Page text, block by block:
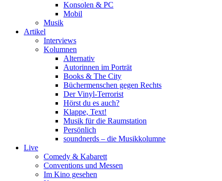
Konsolen & PC
Mobil
Musik
Artikel
Interviews
Kolumnen
Alternativ
Autorinnen im Porträt
Books & The City
Büchermenschen gegen Rechts
Der Vinyl-Terrorist
Hörst du es auch?
Klappe, Text!
Musik für die Raumstation
Persönlich
soundnerds – die Musikkolumne
Live
Comedy & Kabarett
Conventions und Messen
Im Kino gesehen